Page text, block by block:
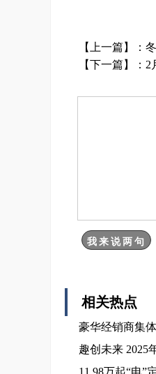
【上一篇】：
【下一篇】： 2
相关热点
豪华经销商集
趣创未来 2025
11.98万起“电